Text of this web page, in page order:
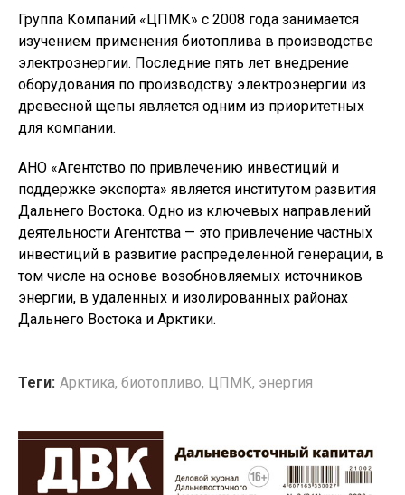
Группа Компаний «ЦПМК» с 2008 года занимается
изучением применения биотоплива в производстве
электроэнергии. Последние пять лет внедрение
оборудования по производству электроэнергии из
древесной щепы является одним из приоритетных
для компании.
АНО «Агентство по привлечению инвестиций и
поддержке экспорта» является институтом развития
Дальнего Востока. Одно из ключевых направлений
деятельности Агентства — это привлечение частных
инвестиций в развитие распределенной генерации, в
том числе на основе возобновляемых источников
энергии, в удаленных и изолированных районах
Дальнего Востока и Арктики.
Теги: Арктика, биотопливо, ЦПМК, энергия